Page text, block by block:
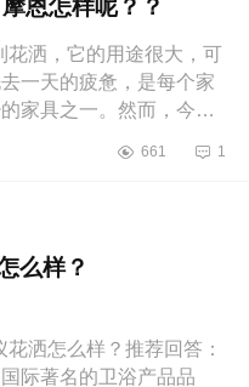
恩怎样呢？？
花洒，它的用途很大，可
一天的疲惫，是每个家
家具之一。然而，今年
花洒什么牌子好？只有
661 1
么样？
花洒怎么样？推荐回答：
际著名的卫浴产品品